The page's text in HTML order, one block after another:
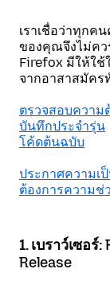
เราเชื่อว่าทุกค
ของคุณจึงไม่คว
Firefox มีให้ใช้
จากอาสาสมัคร
ตรวจสอบความ
บันทึกประจำรุ่น
โค้ดต้นฉบับ
ประกาศความเ
ต้องการความช่
1. เบราว์เซอร์:
Release